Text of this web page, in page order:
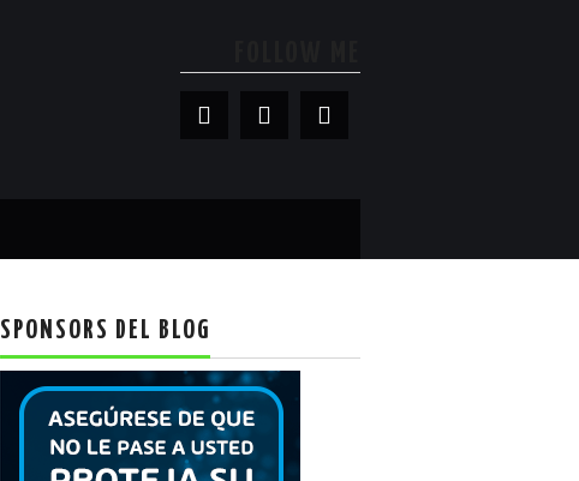
SPONSORS DEL BLOG